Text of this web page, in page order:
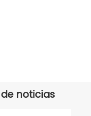
noticias